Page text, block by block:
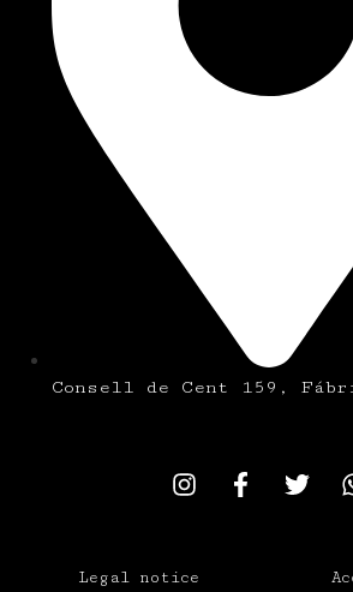
Consell de Cent 159,
Legal notice